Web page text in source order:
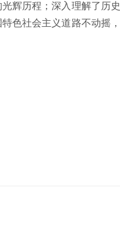
辉历程；深入理解了历史
色社会主义道路不动摇，